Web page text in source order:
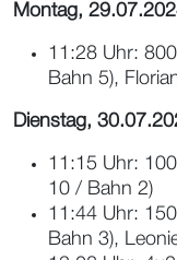
Montag,
11:28 Uhr:
Bahn 5),
Dienstag,
11:15 Uhr:
10 / Bahn 2)
11:44 Uhr:
Bahn 3),